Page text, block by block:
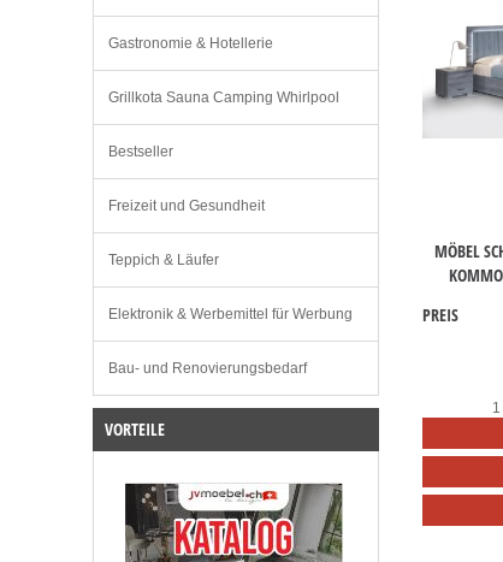
MÖBEL
PREIS
Gastronomie & Hotellerie
Grillkota Sauna Camping Whirlpool
Bestseller
Freizeit und Gesundheit
Teppich & Läufer
Elektronik & Werbemittel für Werbung
Bau- und Renovierungsbedarf
VORTEILE